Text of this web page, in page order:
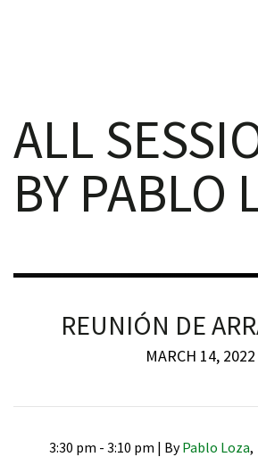
ALL
BY PABLO
REUNIÓN DE
MARCH 14, 2022
3:30 pm - 3:10 pm | ByPablo Loza,